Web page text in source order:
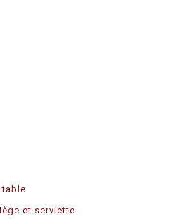
table
et serviette